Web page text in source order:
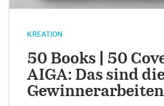
KREATION
50 Books | 50
AIGA: Das sind